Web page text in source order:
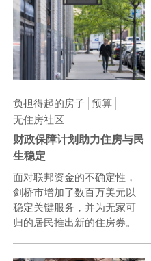
负担得起的房子 预算
无住房社区
财政保障计划助力住房与民
生稳定
面对联邦资金的不确定性，
剑桥市增加了数百万美元以
稳定关键服务，并为无家可
归的居民推出新的住房券。